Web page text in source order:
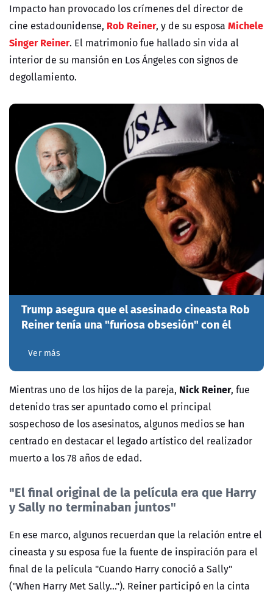
Impacto han provocado los crímenes del director de
cine estadounidense, Rob Reiner, y de su esposa Michele
Singer Reiner. El matrimonio fue hallado sin vida al
interior de su mansión en Los Ángeles con signos de
degollamiento.
Trump asegura que el asesinado cineasta Rob
Reiner tenía una "furiosa obsesión" con él
Ver más
Mientras uno de los hijos de la pareja, Nick Reiner, fue
detenido tras ser apuntado como el principal
sospechoso de los asesinatos, algunos medios se han
centrado en destacar el legado artístico del realizador
muerto a los 78 años de edad.
"El final original de la película era que Harry
y Sally no terminaban juntos"
En ese marco, algunos recuerdan que la relación entre el
cineasta y su esposa fue la fuente de inspiración para el
final de la película "Cuando Harry conoció a Sally"
("When Harry Met Sally..."). Reiner participó en la cinta